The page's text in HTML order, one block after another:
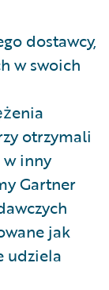
dostawcy,
w swoich
otrzymali
inny
Gartner
jak
udziela